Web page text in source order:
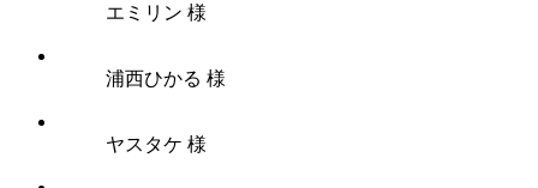
エミリン 様
浦西ひかる 様
ヤスタケ 様